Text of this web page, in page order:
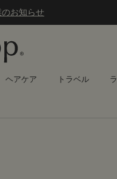
お知らせ
ヘアケア トラベル